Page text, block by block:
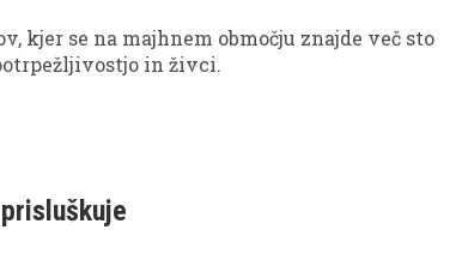
kjer se na majhnem območju znajde več sto
in živci.